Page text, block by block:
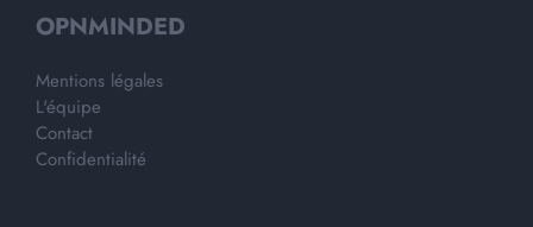
OPNMINDED
Mentions légales
L'équipe
Contact
Confidentialité